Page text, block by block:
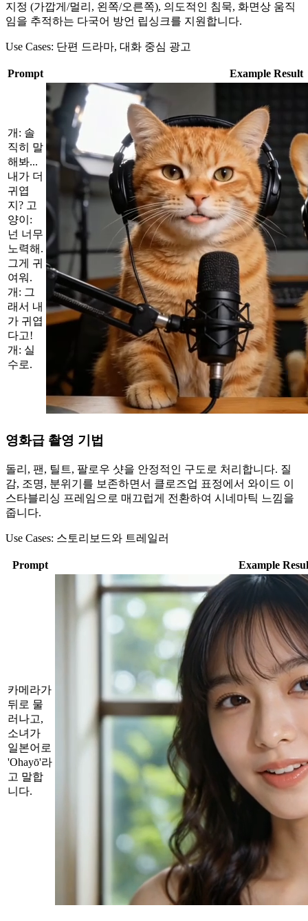
지정 (가깝게/멀리, 왼쪽/오른쪽), 의도적인 침묵, 화면상 움직
임을 추적하는 다국어 방언 립싱크를 지원합니다.
Use Cases: 단편 드라마, 대화 중심 광고
Prompt Example Result
개: 솔
직히 말
해봐...
내가 더
귀엽
지? 고
양이:
넌 너무
노력해.
그게 귀
여워.
개: 그
래서 내
가 귀엽
다고!
개: 실
수로.
영화급 촬영 기법
돌리, 팬, 틸트, 팔로우 샷을 안정적인 구도로 처리합니다. 질
감, 조명, 분위기를 보존하면서 클로즈업 표정에서 와이드 이
스타블리싱 프레임으로 매끄럽게 전환하여 시네마틱 느낌을
줍니다.
Use Cases: 스토리보드와 트레일러
Prompt Example
카메라가
뒤로 물
러나고,
소녀가
일본어로
'Ohayō'라
고 말합
니다.